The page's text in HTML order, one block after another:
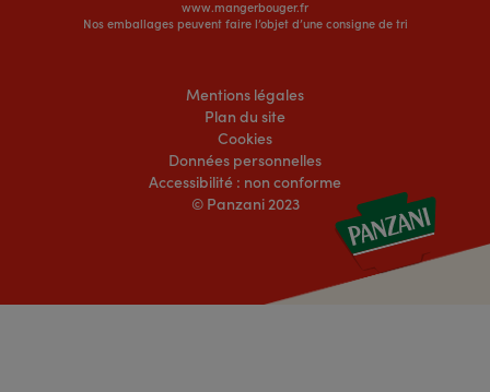
www.mangerbouger.fr
Nos emballages peuvent faire l’objet d’une consigne de tri
Mentions légales
Plan du site
Cookies
Données personnelles
Accessibilité : non conforme
© Panzani 2023